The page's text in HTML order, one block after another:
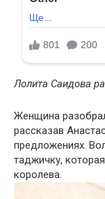
Лолита Саидова
Женщина
рассказав
предложениях.
таджичку,
королева.